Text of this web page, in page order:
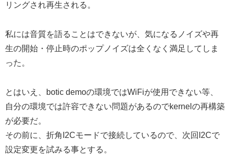
リングされ再生される。
私には音質を語ることはできないが、気になるノイズや再
生の開始・停止時のポップノイズは全くなく満足してしま
った。
とはいえ、botic demoの環境ではWiFiが使用できない等、
自分の環境では許容できない問題があるのでkernelの再構築
が必要だ。
その前に、折角I2Cモードで接続しているので、次回I2Cで
設定変更を試みる事とする。